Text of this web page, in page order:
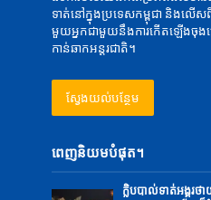
ទាត់នៅក្នុងប្រទេសកម្ពុជា និងលើស
មួយអ្នកជាមួយនឹងការកើតឡើងចុ
កាន់ឆាកអន្តរជាតិ។
ស្វែងយល់បន្ថែម
ពេញនិយមបំផុត។
ក្លិបបាល់ទាត់អង្គរថ